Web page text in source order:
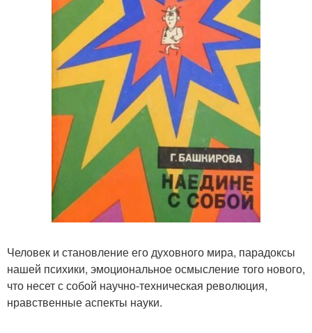
Человек и становление его духовного мира, парадоксы
нашей психики, эмоциональное осмысление того нового,
что несет с собой научно-техническая революция,
нравственные аспекты науки.